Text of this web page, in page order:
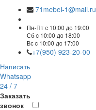
71mebel-1@mail.ru
Пн-Пт c 10:00 до 19:00
Сб c 10:00 до 18:00
Вс c 10:00 до 17:00
+7(950) 923-20-00
Написать
Whatsapp
24 / 7
Заказать
звонок